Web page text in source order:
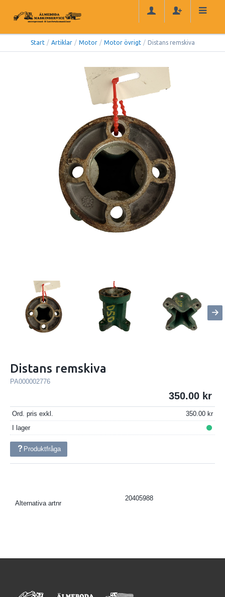
Start / Artiklar / Motor / Motor övrigt / Distans remskiva
Distans remskiva
PA000002776
350.00
Ord. pris exkl.
350.00
I lager
Produktfråga
Alternativa artnr
20405988